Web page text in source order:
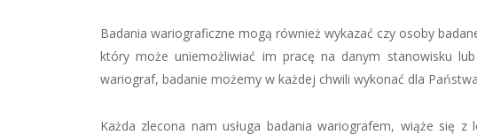
Badania wariograficzne mogą również wykazać czy osoby
który może uniemożliwiać im pracę na danym stanowisku
wariograf, badanie możemy w każdej chwili wykonać dla
Każda zlecona nam usługa badania wariografem, wiąże się